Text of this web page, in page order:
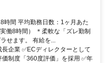
時間 平均勤務日数：1ヶ月あた
働8時間） ＊柔軟な「ズレ勤制
せます。 有給を...
企業 ✅ECディレクターとして
制度「360度評価」を採用 ✅年